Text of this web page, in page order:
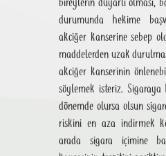
bireylerin duyarlı olması,
durumunda hekime
akciğer kanserine sebep
maddelerden uzak
akciğer kanserinin
söylemek isteriz.
dönemde olursa olsun
riskini en aza indirmek
arada sigara içimine